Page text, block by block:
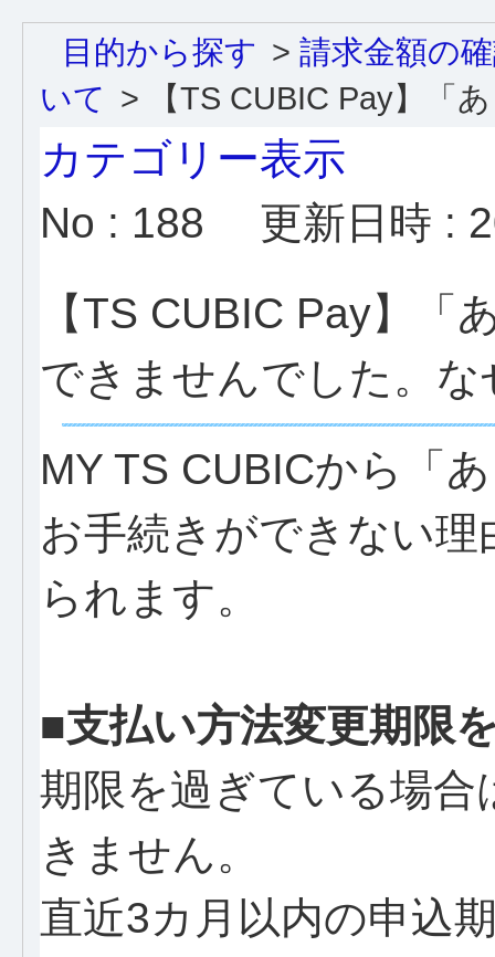
目的から探す > 請求金額の
いて > 【TS CUBIC Pay】「
カテゴリー表示
No : 188
更新日時 :
【TS CUBIC Pay】「
できませんでした。な
MY TS CUBICから「
お手続きができない
られます。
■支払い方法変更期限
期限を過ぎている場
きません。
直近3カ月以内の申込